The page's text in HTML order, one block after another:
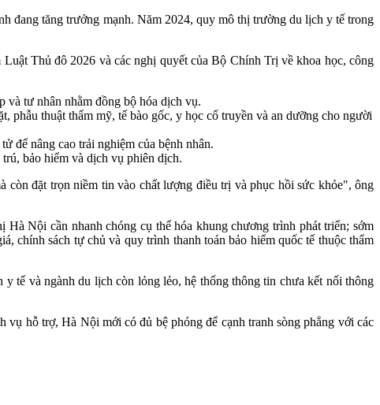
đang tăng trưởng mạnh. Năm 2024, quy mô thị trường du lịch y tế trong
Thủ đô 2026 và các nghị quyết của Bộ Chính Trị về khoa học, công
và tư nhân nhằm đồng bộ hóa dịch vụ.
phẫu thuật thẩm mỹ, tế bào gốc, y học cổ truyền và an dưỡng cho người
để nâng cao trải nghiệm của bệnh nhân.
bảo hiểm và dịch vụ phiên dịch.
đặt trọn niềm tin vào chất lượng điều trị và phục hồi sức khỏe", ông
Nội cần nhanh chóng cụ thể hóa khung chương trình phát triển; sớm
chính sách tự chủ và quy trình thanh toán bảo hiểm quốc tế thuộc thẩm
tế và ngành du lịch còn lỏng lẻo, hệ thống thông tin chưa kết nối thông
hỗ trợ, Hà Nội mới có đủ bệ phóng để cạnh tranh sòng phẳng với các